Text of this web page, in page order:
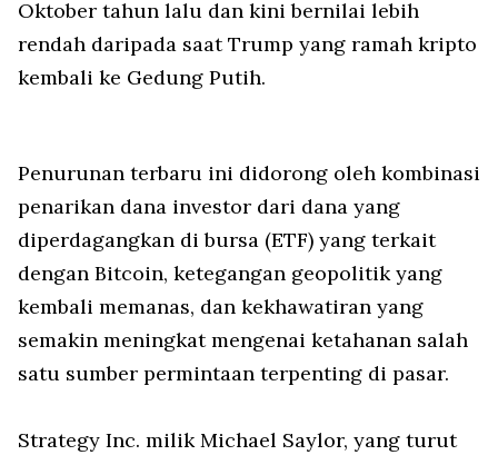
Oktober tahun lalu dan kini bernilai lebih
rendah daripada saat Trump yang ramah kripto
kembali ke Gedung Putih.
Penurunan terbaru ini didorong oleh kombinasi
penarikan dana investor dari dana yang
diperdagangkan di bursa (ETF) yang terkait
dengan Bitcoin, ketegangan geopolitik yang
kembali memanas, dan kekhawatiran yang
semakin meningkat mengenai ketahanan salah
satu sumber permintaan terpenting di pasar.
Strategy Inc. milik Michael Saylor, yang turut